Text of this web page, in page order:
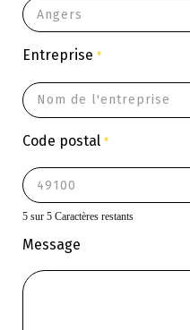
Entreprise *
Code postal *
5 sur 5 Caractères restants
Message